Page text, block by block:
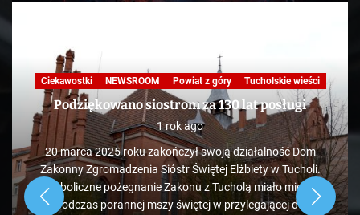
Ciekawostki NEWSROOM Powiat z góry Tucholskie wieści
Podziękowano siostrom za 130 lat posługi
1 rok ago
20 marca 2025 roku zakończył swoją działalność Dom
Zakonny Zgromadzenia Sióstr Świętej Elżbiety w Tucholi.
Symboliczne pożegnanie Zakonu z Tucholą miało miejsce
podczas porannej mszy świętej w przylegającej do